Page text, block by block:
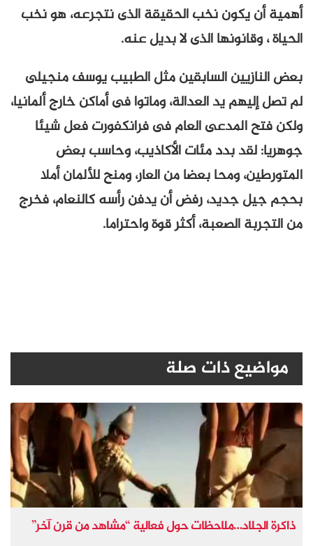
أهمية أن يكون نخب الحقيقة الذى نتجرعه، هو نخب
الحياة ، وقانونها الذى لا بديل عنه.
بعض النازيين السابقين مثل الطبيب يوسف منجيلى
لم تصل إليهم يد العدالة، وماتوا فى أماكن خارج ألمانيا،
ولكن فتح المدعى العام فى فرانكفورت فعل شيئا
جوهريا: لقد بدد مئات الأكاذيب، وحاسب بعض
المتورطين، ومحا بعضا من العار، ومنح للألمان أملا
بحجم جيل جديد، رفض أن يدفن رأسه كالنعام، فخرج
من التجربة الصعبة، أكثر قوة واحتراما.
مواضيع ذات صلة
ذاكرة الجلاد…ملاحظات حول فعالية “مشاهد من قرن آخر”